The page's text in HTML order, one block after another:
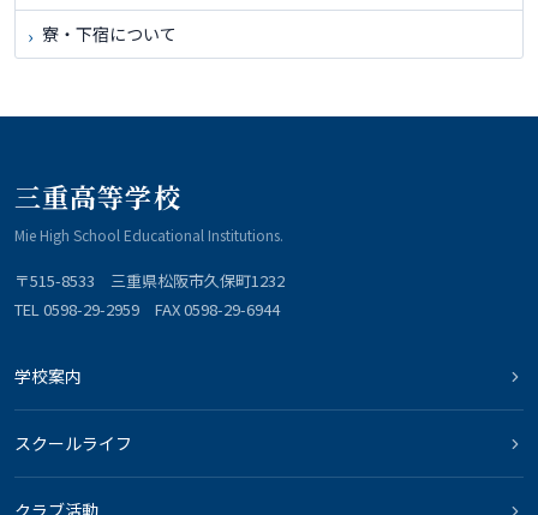
寮・下宿について
三重高等学校
Mie High School Educational Institutions.
〒515-8533 三重県松阪市久保町1232
TEL 0598-29-2959 FAX 0598-29-6944
学校案内
スクールライフ